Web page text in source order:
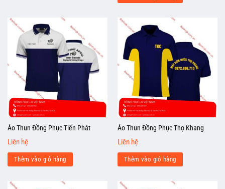
Áo Thun Đồng Phục Tiến Phát
Liên hệ
Thêm vào giỏ hàng
Áo Thun Đồng Phục Thọ Khang
Liên hệ
Thêm vào giỏ hàng